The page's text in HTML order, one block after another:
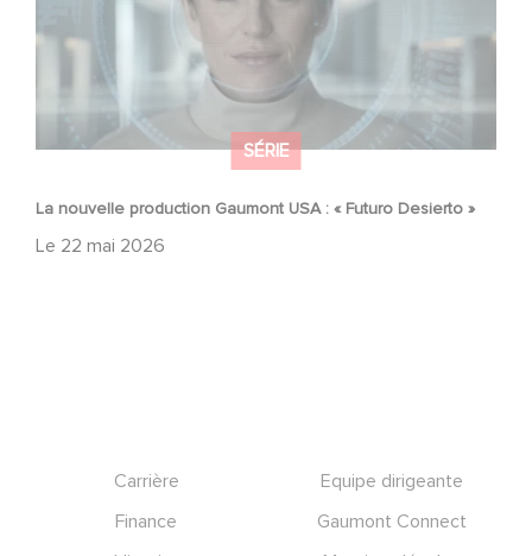
SÉRIE
La nouvelle production Gaumont USA : « Futuro Desierto »
Le 22 mai 2026
Carrière
Equipe dirigeante
Finance
Gaumont Connect